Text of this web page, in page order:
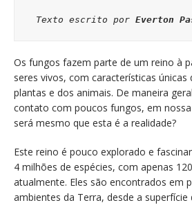
Texto escrito por Everton
Os fungos fazem parte de um reino à
seres vivos, com características únicas
plantas e dos animais. De maneira
contato com poucos fungos, em
será mesmo que esta é a realidade?
Este reino é pouco explorado e
4 milhões de espécies, com apenas
atualmente. Eles são encontrados em
ambientes da Terra, desde a superfície